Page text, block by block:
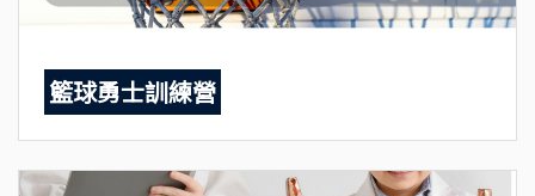
籃球勇士訓練營